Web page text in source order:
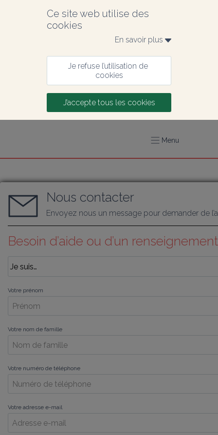
Ce site web utilise des
cookies
En savoir plus
Je refuse l’utilisation de
cookies
J’accepte tous les cookies
Menu
Nous contacter
Envoyez nous un message pour demander de
Besoin d’aide ou d’un
Votre prénom
Votre nom de famille
Votre numéro de téléphone
Votre adresse e-mail